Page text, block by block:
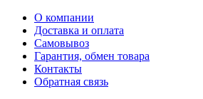
О компании
Доставка и оплата
Самовывоз
Гарантия, обмен товара
Контакты
Обратная связь